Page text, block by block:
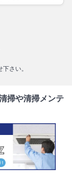
さい。
掃や清掃メンテ